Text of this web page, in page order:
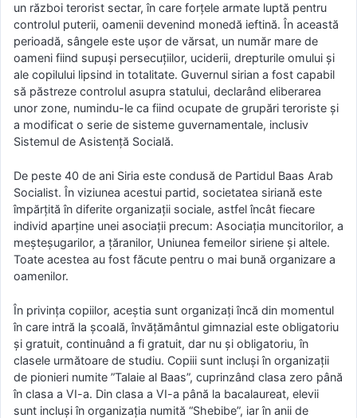
un război terorist sectar, în care forţele armate luptă pentru
controlul puterii, oamenii devenind monedă ieftină. În această
perioadă, sângele este ușor de vărsat, un număr mare de
oameni fiind supuși persecuţiilor, uciderii, drepturile omului și
ale copilului lipsind in totalitate. Guvernul sirian a fost capabil
să păstreze controlul asupra statului, declarând eliberarea
unor zone, numindu-le ca fiind ocupate de grupări teroriste şi
a modificat o serie de sisteme guvernamentale, inclusiv
Sistemul de Asistenţă Socială.
De peste 40 de ani Siria este condusă de Partidul Baas Arab
Socialist. În viziunea acestui partid, societatea siriană este
împărțită în diferite organizații sociale, astfel încât fiecare
individ aparține unei asociații precum: Asociația muncitorilor, a
meșteșugarilor, a țăranilor, Uniunea femeilor siriene și altele.
Toate acestea au fost făcute pentru o mai bună organizare a
oamenilor.
În privința copiilor, aceștia sunt organizați încă din momentul
în care intră la școală, învățământul gimnazial este obligatoriu
și gratuit, continuând a fi gratuit, dar nu și obligatoriu, în
clasele următoare de studiu. Copiii sunt incluși în organizații
de pionieri numite ”Talaie al Baas”, cuprinzând clasa zero până
în clasa a VI-a. Din clasa a VI-a până la bacalaureat, elevii
sunt incluși în organizația numită “Shebibe”, iar în anii de